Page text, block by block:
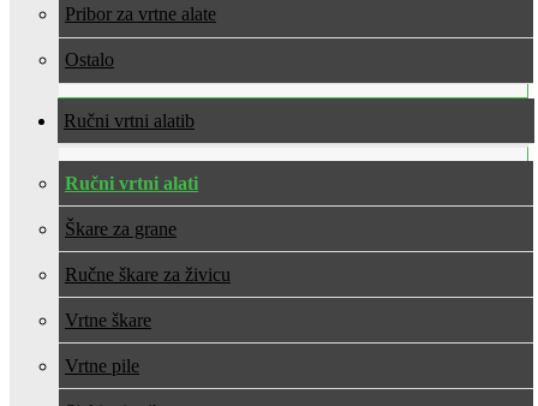
Pribor za vrtne alate
Ostalo
Ručni vrtni alati
Ručni vrtni alati
Škare za grane
Ručne škare za živicu
Vrtne škare
Vrtne pile